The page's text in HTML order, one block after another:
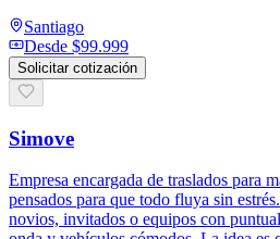
Santiago
Desde $99.999
Solicitar cotización
Simove
Empresa encargada de traslados para
pensados para que todo fluya sin
novios, invitados o equipos con